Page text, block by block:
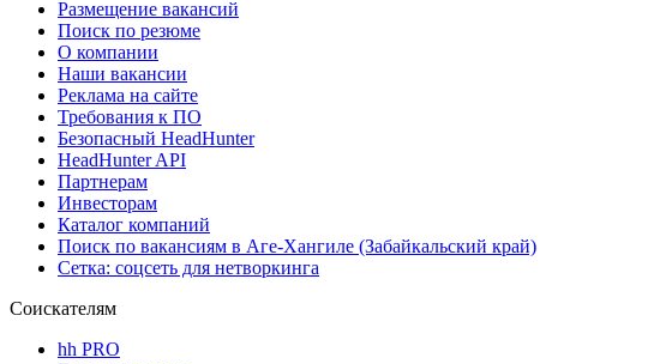
Размещение вакансий
Поиск по резюме
О компании
Наши вакансии
Реклама на сайте
Требования к ПО
Безопасный HeadHunter
HeadHunter API
Партнерам
Инвесторам
Каталог компаний
Поиск по вакансиям в Аге-Хангиле (Забайкальский край)
Сетка: соцсеть для нетворкинга
Соискателям
hh PRO